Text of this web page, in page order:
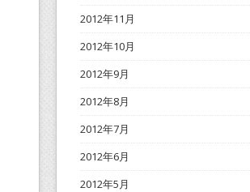
2012年11月
2012年10月
2012年9月
2012年8月
2012年7月
2012年6月
2012年5月